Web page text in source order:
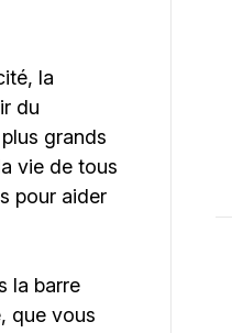
la
du
grands
vie de tous
pour aider
la barre
que vous